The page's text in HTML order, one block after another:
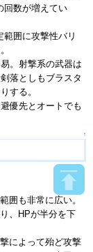
回数が増えてい
囲に攻撃性バリ
。射撃系の武器は
落としもブラスタ
する。
優先とオートでも
↑
囲も非常に広い。
、HPが半分を下
によって殆ど攻撃